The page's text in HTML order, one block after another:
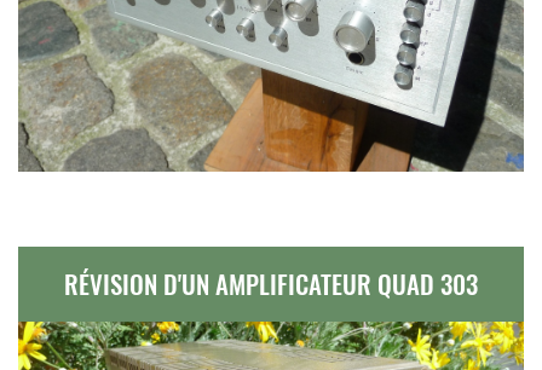
RÉVISION D'UN AMPLIFICATEUR QUAD 303